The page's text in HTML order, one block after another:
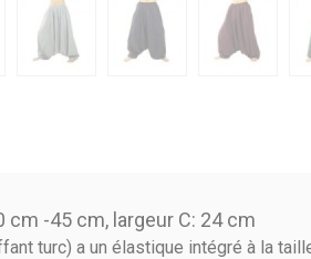
cm -45 cm, largeur C: 24 cm
turc) a un élastique intégré à la